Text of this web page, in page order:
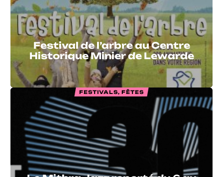
Festival de l’arbre au Centre
Historique Minier de Lewarde
FESTIVALS, FÊTES